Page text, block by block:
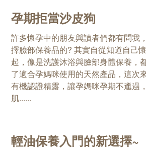
孕期拒當沙皮狗
許多懷孕中的朋友與讀者們都有問我
擇臉部保養品的? 其實自從知道自己
起，像是洗護沐浴與臉部身體保養，
了適合孕媽咪使用的天然產品，這次
有機認證精露，讓孕媽咪孕期不邋遢
肌......
輕油保養入門的新選擇~